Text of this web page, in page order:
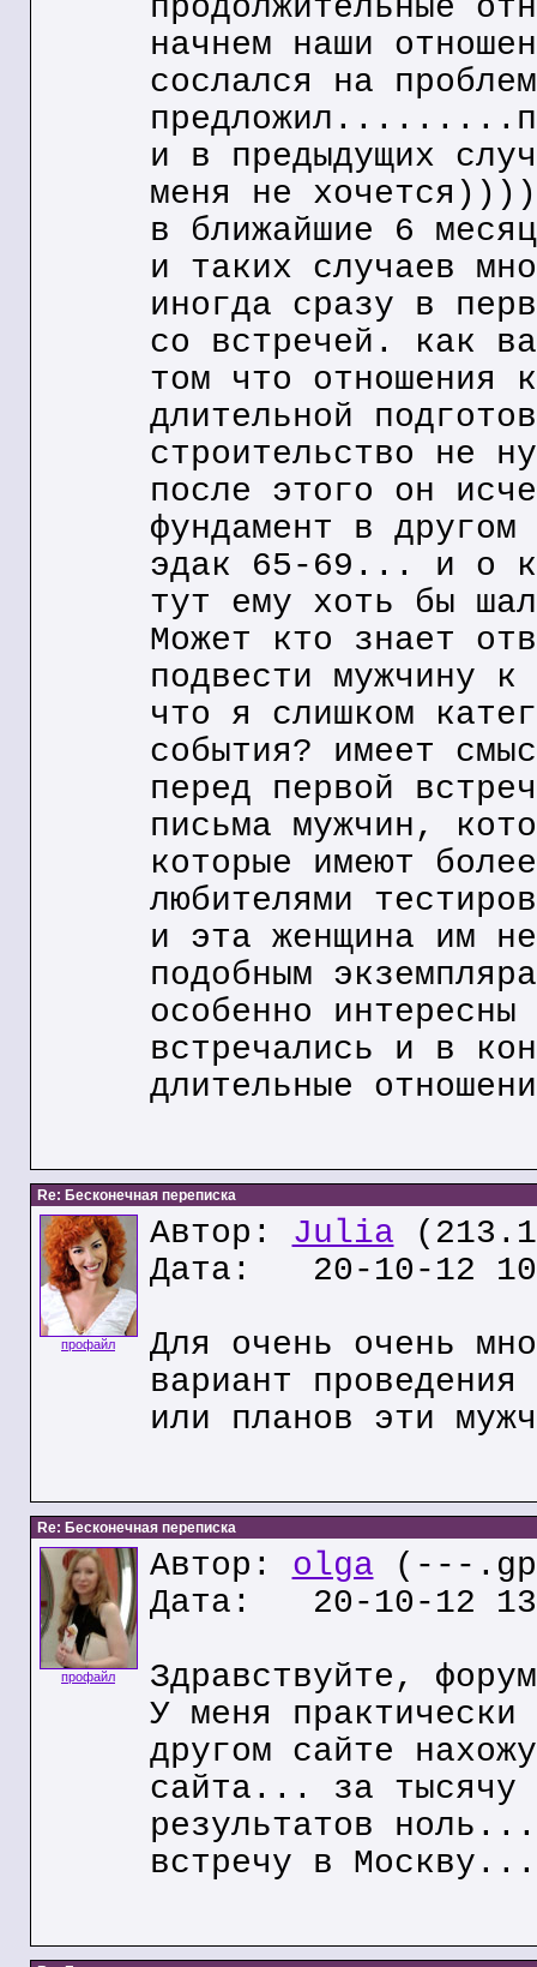
продолжительные
начнем наши
сослался на
и в предыдущих
меня не
в ближайшие 6
и таких случаев
иногда сразу в
со встречей. как
том что отношения
длительной
строительство не
после этого он
фундамент в
эдак 65-69... и о
тут ему хоть бы
Может кто знает
подвести мужчину
что я слишком
события? имеет
перед первой
письма мужчин,
которые имеют
любителями
и эта женщина им
подобным
особенно
встречались и в
длительные
Re: Бесконечная переписка
профайл
Автор: Julia
Дата: 20-10-12
Для очень очень
вариант
или планов эти
Re: Бесконечная переписка
профайл
Автор: olga (---
Дата: 20-10-12
Здравствуйте,
У меня
другом сайте
сайта... за тысячу
результатов
встречу в